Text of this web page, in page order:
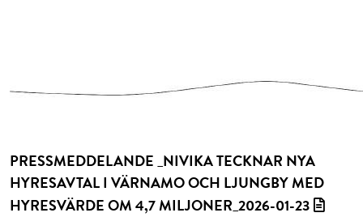
PRESSMEDDELANDE _NIVIKA TECKNAR NYA
HYRESAVTAL I VÄRNAMO OCH LJUNGBY MED
HYRESVÄRDE OM 4,7 MILJONER_2026-01-23